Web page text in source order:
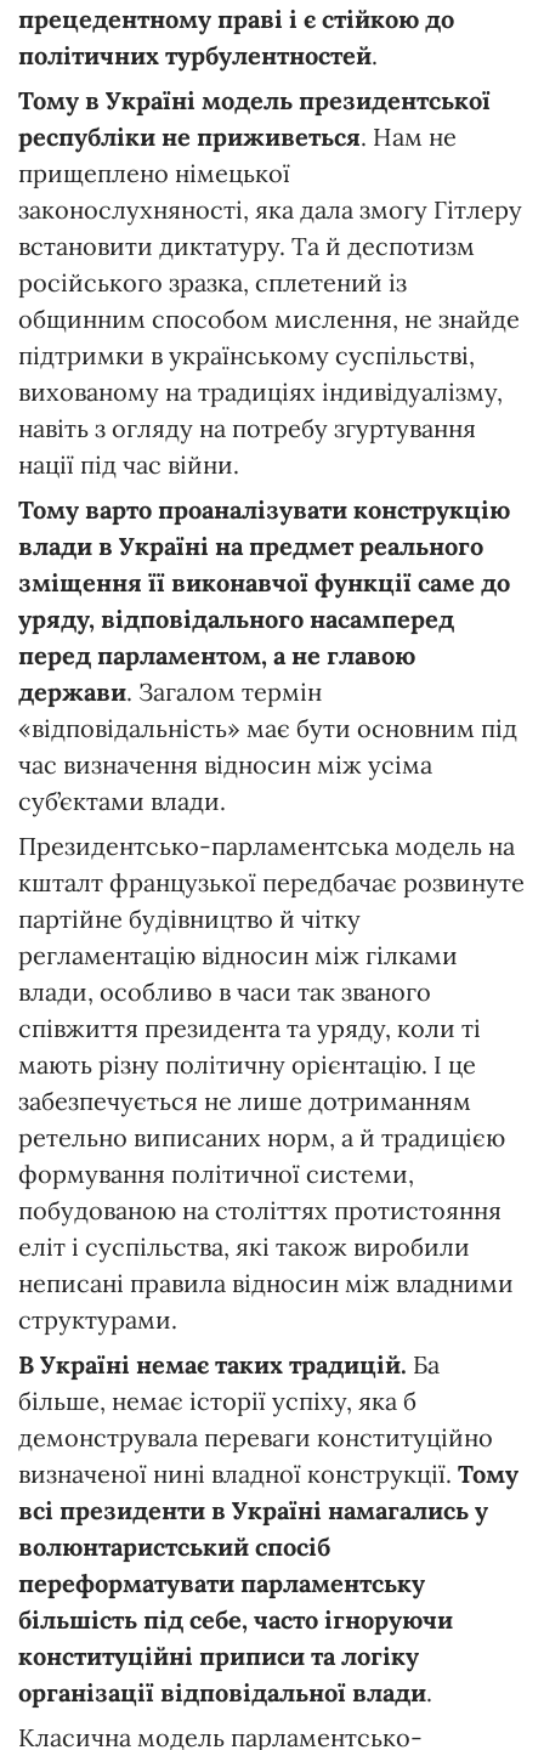
прецедентному праві і є стійкою до
політичних турбулентностей.
Тому в Україні модель президентської
республіки не приживеться. Нам не
прищеплено німецької
законослухняності, яка дала змогу Гітлеру
встановити диктатуру. Та й деспотизм
російського зразка, сплетений із
общинним способом мислення, не знайде
підтримки в українському суспільстві,
вихованому на традиціях індивідуалізму,
навіть з огляду на потребу згуртування
нації під час війни.
Тому варто проаналізувати конструкцію
влади в Україні на предмет реального
зміщення її виконавчої функції саме до
уряду, відповідального насамперед
перед парламентом, а не главою
держави. Загалом термін
«відповідальність» має бути основним під
час визначення відносин між усіма
суб’єктами влади.
Президентсько-парламентська модель на
кшталт французької передбачає розвинуте
партійне будівництво й чітку
регламентацію відносин між гілками
влади, особливо в часи так званого
співжиття президента та уряду, коли ті
мають різну політичну орієнтацію. І це
забезпечується не лише дотриманням
ретельно виписаних норм, а й традицією
формування політичної системи,
побудованою на століттях протистояння
еліт і суспільства, які також виробили
неписані правила відносин між владними
структурами.
В Україні немає таких традицій. Ба
більше, немає історії успіху, яка б
демонструвала переваги конституційно
визначеної нині владної конструкції. Тому
всі президенти в Україні намагались у
волюнтаристський спосіб
переформатувати парламентську
більшість під себе, часто ігноруючи
конституційні приписи та логіку
організації відповідальної влади.
Класична модель парламентсько-